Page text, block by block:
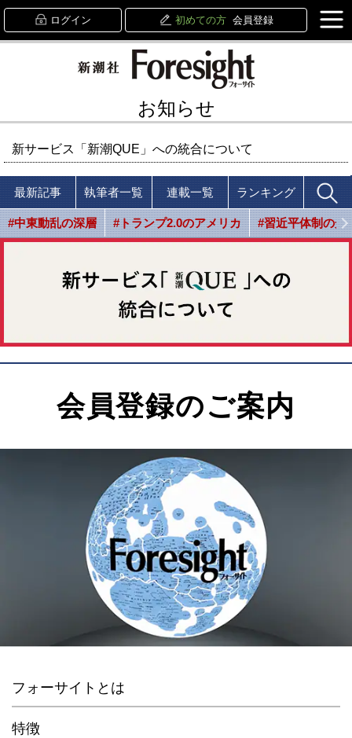
ログイン 初めての方 会員登録
お知らせ
新サービス「新潮QUE」への統合について
最新記事 執筆者一覧 連載一覧 ランキング
#中東動乱の深層 #トランプ2.0のアメリカ #習近平体制の光
会員登録のご案内
フォーサイトとは
特徴